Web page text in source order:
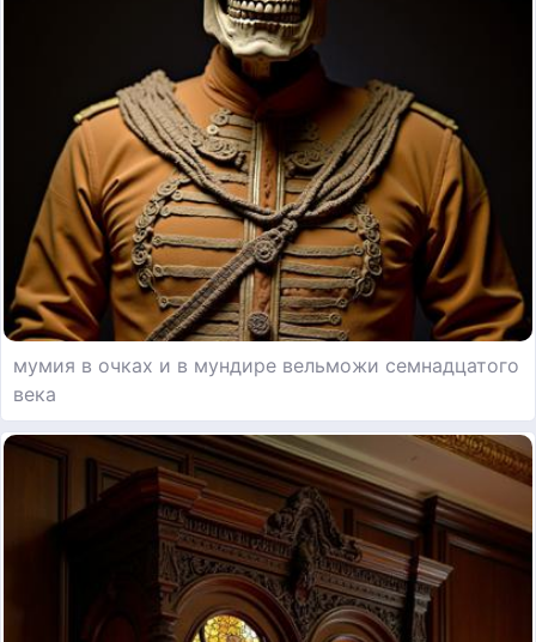
мумия в очках и в мундире вельможи семнадцатого
века